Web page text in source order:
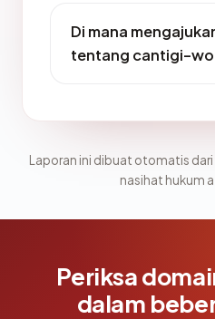
Di mana
tentang cantigi-
Laporan ini dibuat otomatis dari
nasihat hukum
Periksa
dalam